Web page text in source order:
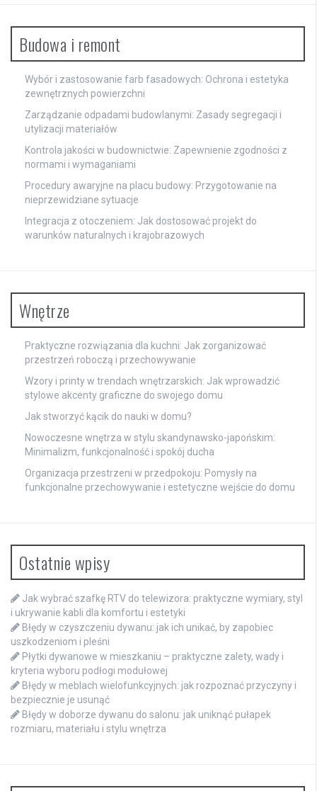
Budowa i remont
Wybór i zastosowanie farb fasadowych: Ochrona i estetyka
zewnętrznych powierzchni
Zarządzanie odpadami budowlanymi: Zasady segregacji i
utylizacji materiałów
Kontrola jakości w budownictwie: Zapewnienie zgodności z
normami i wymaganiami
Procedury awaryjne na placu budowy: Przygotowanie na
nieprzewidziane sytuacje
Integracja z otoczeniem: Jak dostosować projekt do
warunków naturalnych i krajobrazowych
Wnętrze
Praktyczne rozwiązania dla kuchni: Jak zorganizować
przestrzeń roboczą i przechowywanie
Wzory i printy w trendach wnętrzarskich: Jak wprowadzić
stylowe akcenty graficzne do swojego domu
Jak stworzyć kącik do nauki w domu?
Nowoczesne wnętrza w stylu skandynawsko-japońskim:
Minimalizm, funkcjonalność i spokój ducha
Organizacja przestrzeni w przedpokoju: Pomysły na
funkcjonalne przechowywanie i estetyczne wejście do domu
Ostatnie wpisy
Jak wybrać szafkę RTV do telewizora: praktyczne wymiary, styl
i ukrywanie kabli dla komfortu i estetyki
Błędy w czyszczeniu dywanu: jak ich unikać, by zapobiec
uszkodzeniom i pleśni
Płytki dywanowe w mieszkaniu – praktyczne zalety, wady i
kryteria wyboru podłogi modułowej
Błędy w meblach wielofunkcyjnych: jak rozpoznać przyczyny i
bezpiecznie je usunąć
Błędy w doborze dywanu do salonu: jak uniknąć pułapek
rozmiaru, materiału i stylu wnętrza